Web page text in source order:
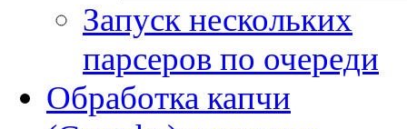
Запуск нескольких
парсеров по очереди
Обработка капчи